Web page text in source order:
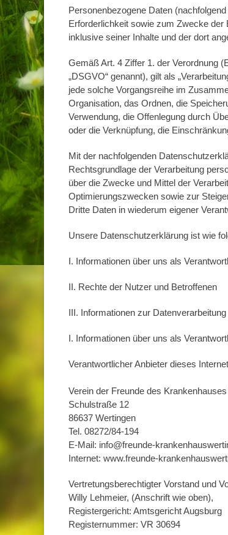
Personenbezogene Daten
Erforderlichkeit sowie zum Zwecke der
inklusive seiner Inhalte und der dort
Gemäß Art. 4 Ziffer 1. der Verordnung
„DSGVO“ genannt), gilt als
jede solche Vorgangsreihe im
Organisation, das Ordnen, die
Verwendung, die Offenlegung durch
oder die Verknüpfung, die
Mit der nachfolgenden
Rechtsgrundlage der Verarbeitung
über die Zwecke und Mittel der
Optimierungszwecken sowie zur
Dritte Daten in wiederum eigener
Unsere Datenschutzerklärung ist wie
I. Informationen über uns als
II. Rechte der Nutzer und Betroffenen
III. Informationen zur Datenverarbeitung
I. Informationen über uns als
Verantwortlicher Anbieter dieses
Verein der Freunde des
Schulstraße 12
86637 Wertingen
Tel. 08272/84-194
E-Mail: info@freunde-
Internet: www.freunde-
Vertretungsberechtigter Vorstand und
Willy Lehmeier, (Anschrift wie oben),
Registergericht: Amtsgericht Augsburg
Registernummer: VR 30694